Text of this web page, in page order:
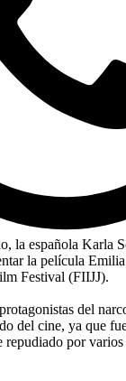
la española Karla
la película
Festival (FIIJJ).
del
del cine, ya que
por varios